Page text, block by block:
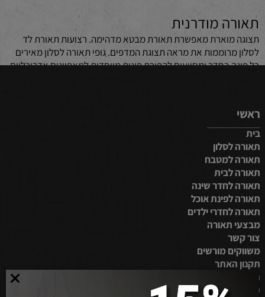
תאורה מודרנית
תצוגה מוארת מאפשרת תאורת מבטא מדהימה. רצועות תאורת לד
לסלון מרוממות את מראה תצוגת המדפים. גופי תאורה לסלון מאירים
כל פינה בחדר ומסייעים להפיכת פינות מיוחדות למאפיינים אדריכליים
תאורת קירות
תאורת לד לסלון
פתוח ככל הניתן. אביזרי גופי תאורה לסלון מאירים את השטיח ומסייעים
לאזן את המראה כך שלא כל התאורה נראית מגובה הקירות.
ראשי
בית
תאורה לסלון
תאורה למטבח
תאורה לבית
תאורה לחדר שינה
תאורה לפינת אוכל
תאורה לחדרי ילדים
מבצעי תאורה
צור קשר
משווקים מורשים
תקנון האתר
הצהרת נגישות
מפת אתר